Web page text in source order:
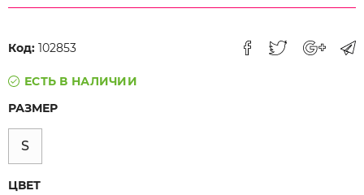
Код: 102853
ЕСТЬ В НАЛИЧИИ
РАЗМЕР
S
ЦВЕТ